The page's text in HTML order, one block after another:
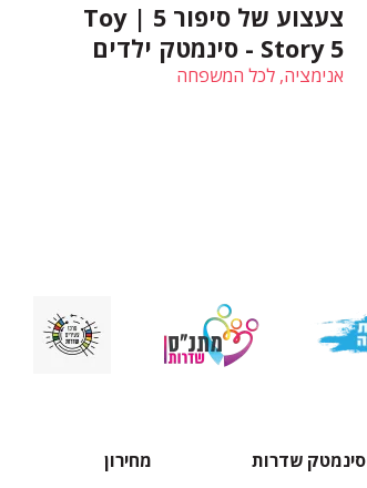
צעצוע של סיפור 5 | Toy
Story 5 - סינמטק ילדים
אנימציה, לכל המשפחה
סינמטק שדרות מחירון